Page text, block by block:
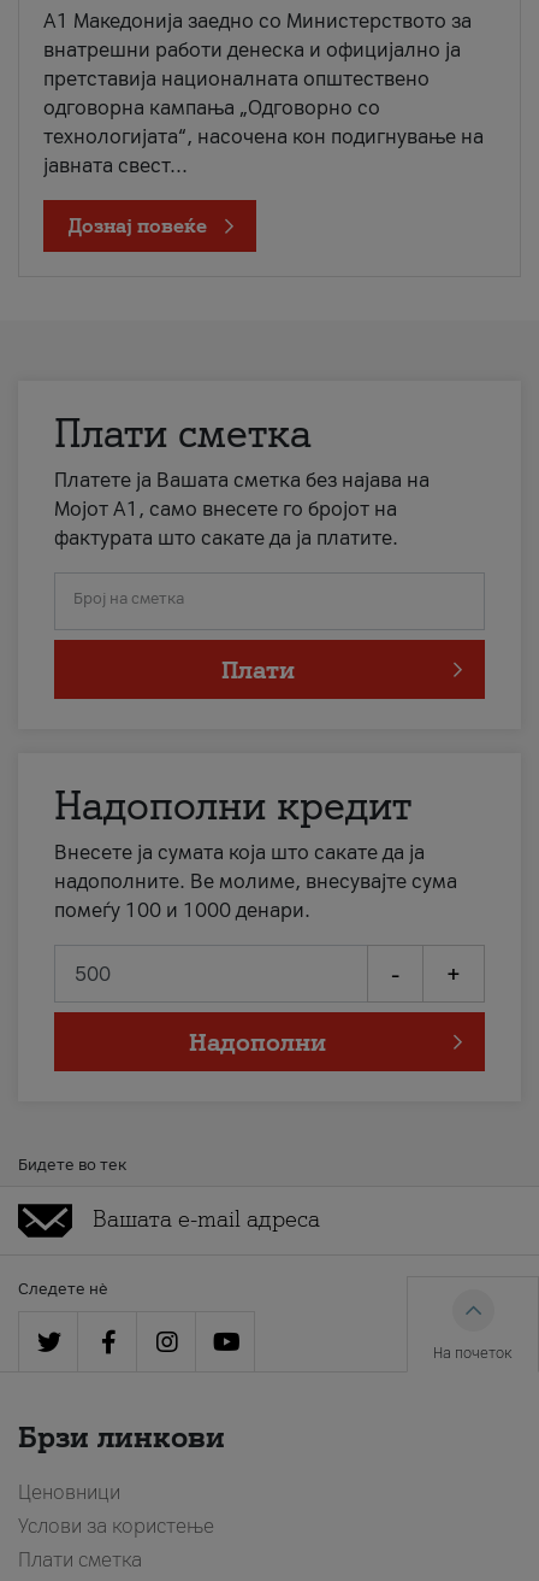
A1 Македонија заедно со Министерството за
внатрешни работи денеска и официјално ја
претставија националната општествено
одговорна кампања „Одговорно со
технологијата“, насочена кон подигнување на
јавната свест...
Дознај повеќе
Плати сметка
Платете ја Вашата сметка без најава на
Мојот А1, само внесете го бројот на
фактурата што сакате да ја платите.
Број на сметка
Плати
Надополни кредит
Внесете ја сумата која што сакате да ја
надополните. Ве молиме, внесувајте сума
помеѓу 100 и 1000 денари.
- +
Надополни
Бидете во тек
Следете нè
На почеток
Брзи линкови
Ценовници
Услови за користење
Плати сметка